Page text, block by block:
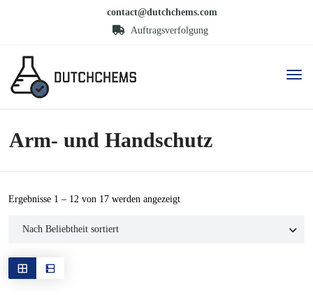
contact@dutchchems.com
Auftragsverfolgung
Arm- und Handschutz
Ergebnisse 1 – 12 von 17 werden angezeigtNach